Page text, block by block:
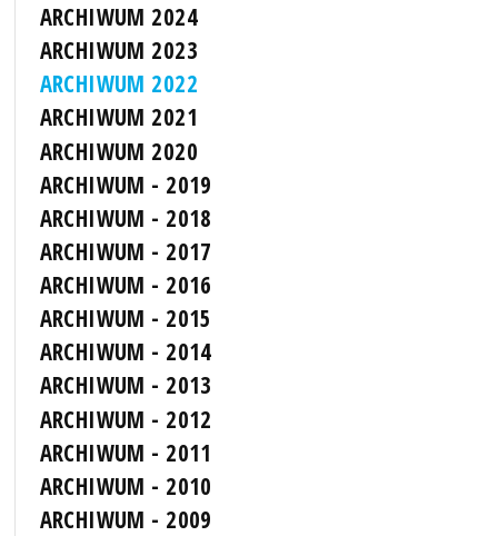
ARCHIWUM 2024
ARCHIWUM 2023
ARCHIWUM 2022
ARCHIWUM 2021
ARCHIWUM 2020
ARCHIWUM - 2019
ARCHIWUM - 2018
ARCHIWUM - 2017
ARCHIWUM - 2016
ARCHIWUM - 2015
ARCHIWUM - 2014
ARCHIWUM - 2013
ARCHIWUM - 2012
ARCHIWUM - 2011
ARCHIWUM - 2010
ARCHIWUM - 2009